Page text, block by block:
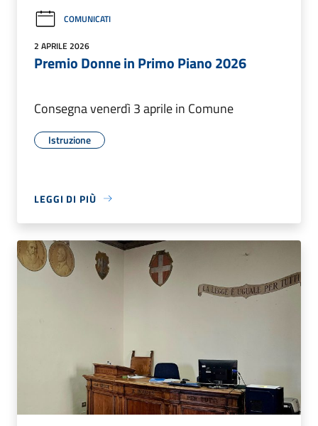
COMUNICATI
2 APRILE 2026
Premio Donne in Primo Piano 2026
Consegna venerdì 3 aprile in Comune
Istruzione
LEGGI DI PIÙ